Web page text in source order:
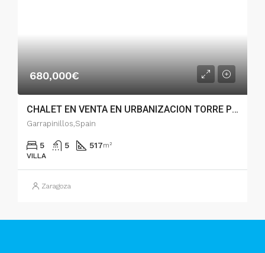
680,000€
CHALET EN VENTA EN URBANIZACION TORRE PINAR – 005.04422
Garrapinillos,Spain
5 5 517m²
VILLA
Zaragoza